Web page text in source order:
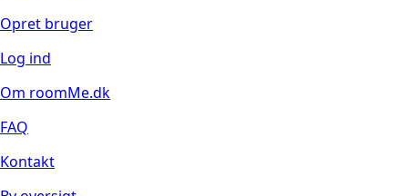
Opret bruger
Log ind
Om roomMe.dk
FAQ
Kontakt